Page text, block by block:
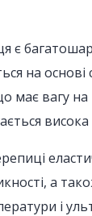
є
на основі
має вагу на
висока
а
і